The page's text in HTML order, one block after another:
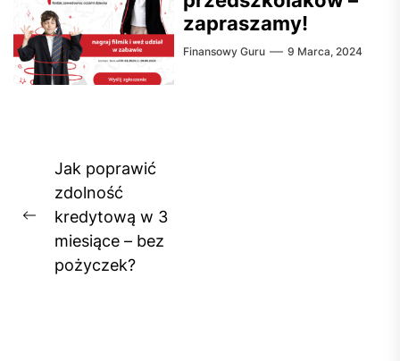
zapraszamy!
Finansowy Guru 9 Marca, 2024
Nawigacja
wpisu
Previous
post:
Jak poprawić
zdolność
kredytową w 3
miesiące – bez
pożyczek?